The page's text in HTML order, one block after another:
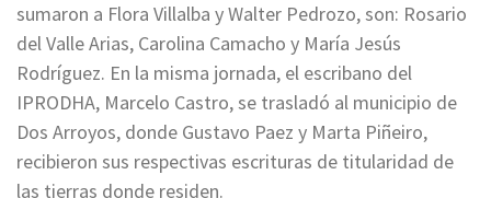
sumaron a Flora Villalba y Walter Pedrozo, son: Rosario
del Valle Arias, Carolina Camacho y María Jesús
Rodríguez. En la misma jornada, el escribano del
IPRODHA, Marcelo Castro, se trasladó al municipio de
Dos Arroyos, donde Gustavo Paez y Marta Piñeiro,
recibieron sus respectivas escrituras de titularidad de
las tierras donde residen.